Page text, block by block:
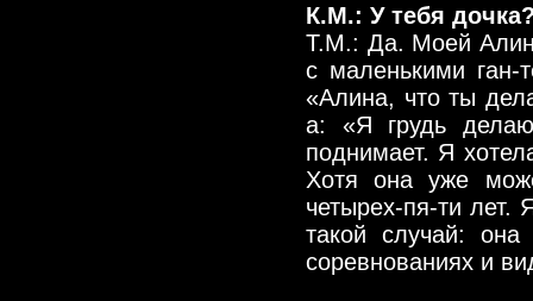
К.М.: У тебя
Т.М.: Да. Моей
с маленькими ган-
«Алина, что ты
а: «Я грудь
поднимает. Я
Хотя она уже
четырех-пя-ти
такой случай:
соревнованиях и